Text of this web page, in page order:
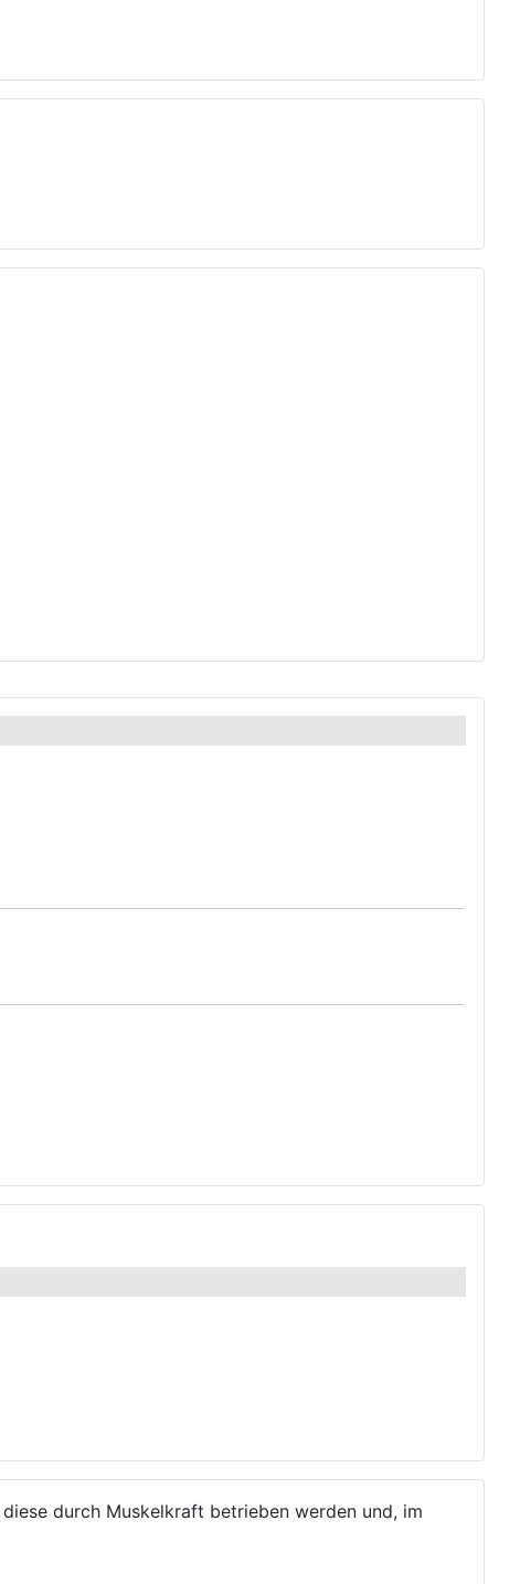
durch Muskelkraft betrieben werden und, im